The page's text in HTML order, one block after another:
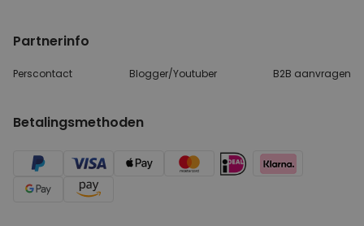
Partnerinfo
Perscontact Blogger/Youtuber B2B aanvragen
Betalingsmethoden